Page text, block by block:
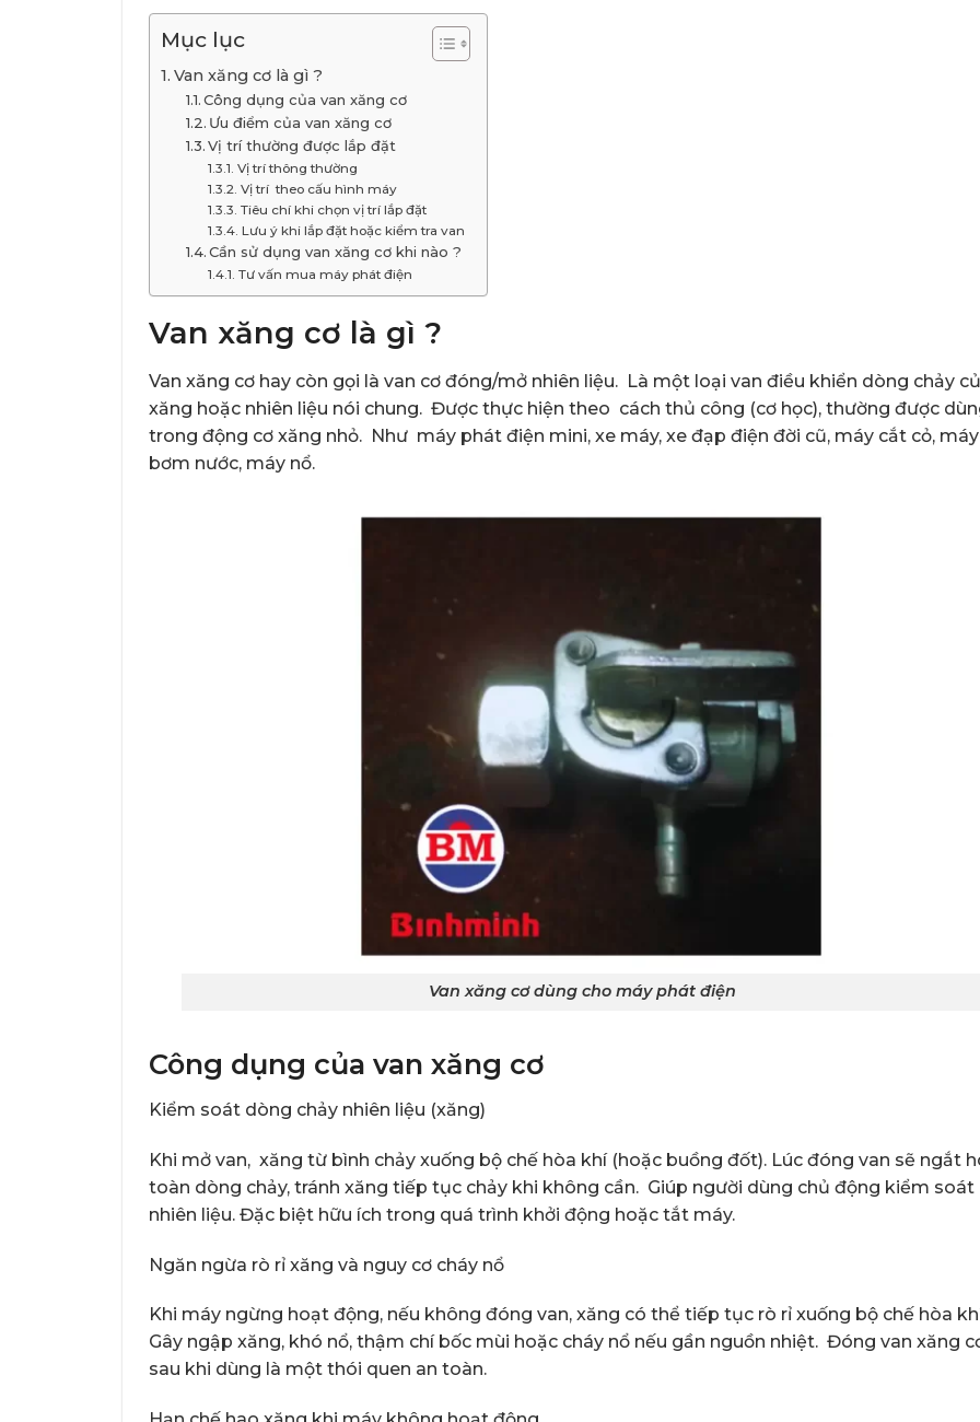
Mục lục
Van xăng cơ là gì ?
Công dụng của van xăng cơ
Ưu điểm của van xăng cơ
Vị trí thường được lắp đặt
Vị trí thông thường
Vị trí theo cấu hình máy
Tiêu chí khi chọn vị trí lắp đặt
Lưu ý khi lắp đặt hoặc kiểm tra van
Cần sử dụng van xăng cơ khi nào ?
Tư vấn mua máy phát điện
Van xăng cơ là gì ?
Van xăng cơ hay còn gọi là van cơ đóng/mở nhiên liệu. Là một loại van điều khiển dòng chảy
xăng hoặc nhiên liệu nói chung. Được thực hiện theo cách thủ công (cơ học), thường được
trong động cơ xăng nhỏ. Như máy phát điện mini, xe máy, xe đạp điện đời cũ, máy cắt cỏ, máy
bơm nước, máy nổ.
Van xăng cơ dùng cho máy phát điện
Công dụng của van xăng cơ
Kiểm soát dòng chảy nhiên liệu (xăng)
Khi mở van, xăng từ bình chảy xuống bộ chế hòa khí (hoặc buồng đốt). Lúc đóng van sẽ ngắt
toàn dòng chảy, tránh xăng tiếp tục chảy khi không cần. Giúp người dùng chủ động kiểm soát
nhiên liệu. Đặc biệt hữu ích trong quá trình khởi động hoặc tắt máy.
Ngăn ngừa rò rỉ xăng và nguy cơ cháy nổ
Khi máy ngừng hoạt động, nếu không đóng van, xăng có thể tiếp tục rò rỉ xuống bộ chế hòa
Gây ngập xăng, khó nổ, thậm chí bốc mùi hoặc cháy nổ nếu gần nguồn nhiệt. Đóng van xăng
sau khi dùng là một thói quen an toàn.